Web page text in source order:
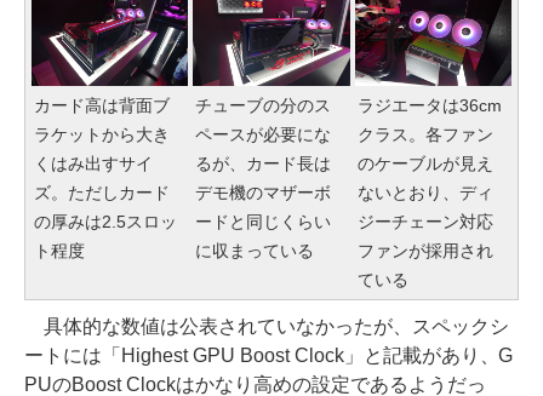
カード高は背面ブ
ラケットから大き
くはみ出すサイ
ズ。ただしカード
の厚みは2.5スロッ
ト程度
チューブの分のス
ペースが必要にな
るが、カード長は
デモ機のマザーボ
ードと同じくらい
に収まっている
ラジエータは36cm
クラス。各ファン
のケーブルが見え
ないとおり、ディ
ジーチェーン対応
ファンが採用され
ている
具体的な数値は公表されていなかったが、スペックシ
ートには「Highest GPU Boost Clock」と記載があり、G
PUのBoost Clockはかなり高めの設定であるようだっ